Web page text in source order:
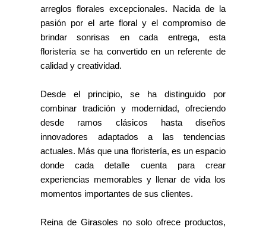
arreglos florales excepcionales. Nacida de la
pasión por el arte floral y el compromiso de
brindar sonrisas en cada entrega, esta
floristería se ha convertido en un referente de
calidad y creatividad.
Desde el principio, se ha distinguido por
combinar tradición y modernidad, ofreciendo
desde ramos clásicos hasta diseños
innovadores adaptados a las tendencias
actuales. Más que una floristería, es un espacio
donde cada detalle cuenta para crear
experiencias memorables y llenar de vida los
momentos importantes de sus clientes.
Reina de Girasoles no solo ofrece productos,